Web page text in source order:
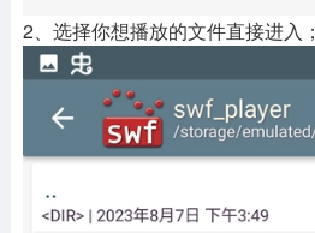
2、选择你想播放的文件直接进入；